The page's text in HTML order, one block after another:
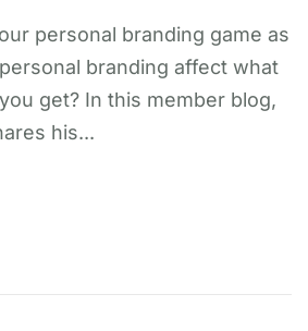
personal branding game as
branding affect what
get? In this member blog,
his...